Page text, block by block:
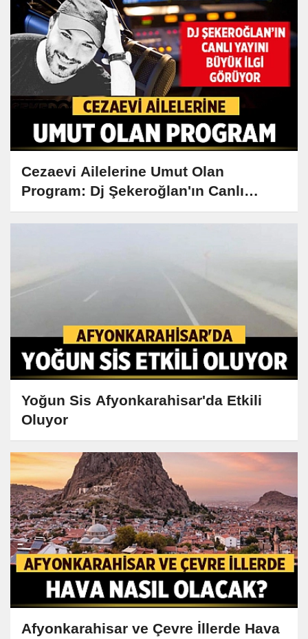
Cezaevi Ailelerine Umut Olan
Program: Dj Şekeroğlan'ın Canlı
Yayını Büyük İlgi Görüyor
Yoğun Sis Afyonkarahisar'da Etkili
Oluyor
Afyonkarahisar ve Çevre İllerde Hava